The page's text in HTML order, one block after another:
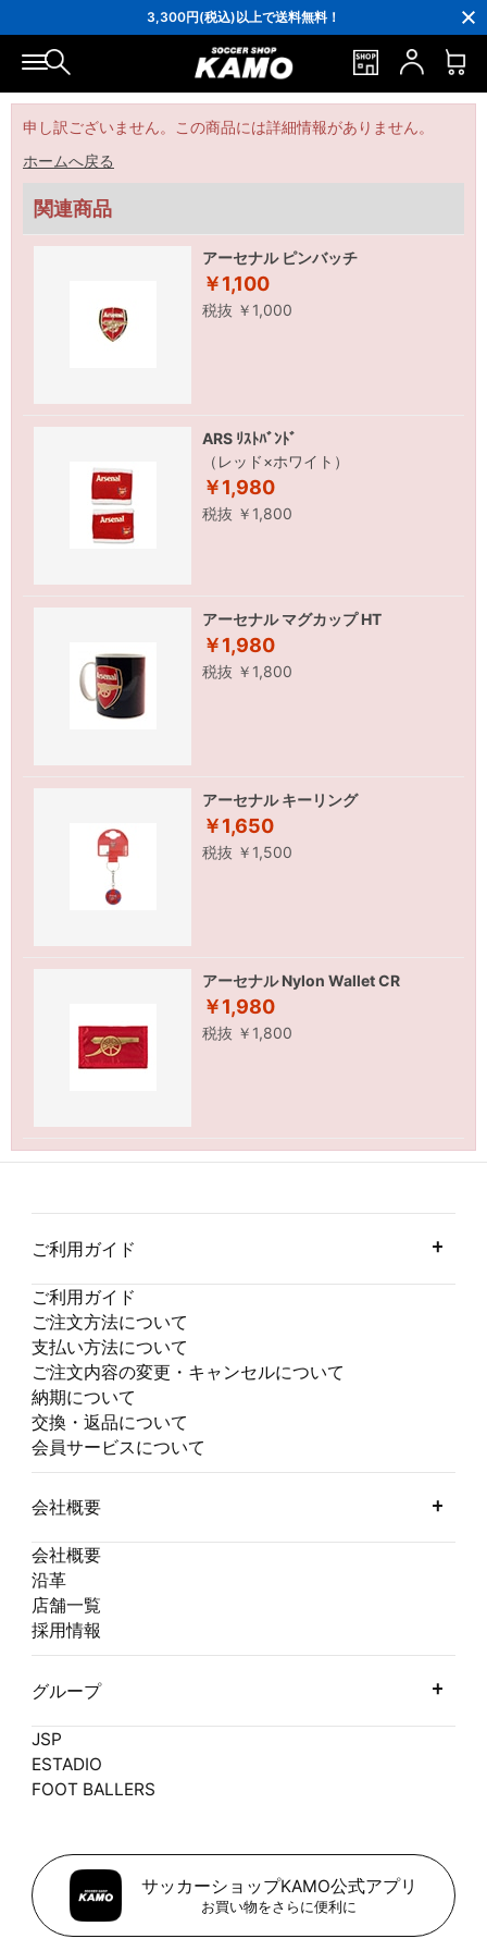
3,300円(税込)以上で送料無料！
ポイント還元率5％！プレミア会員は7％
会員の方にはお誕生月に「10％OFFクーポン」プレゼント！
16,000円(税込)以上でシューズケースプレゼント！
3,300円(税込)以上で送料無料！
申し訳ございません。この商品には詳細情報がありません。
ホームへ戻る
関連商品
アーセナル ピンバッチ
￥1,100
税抜 ￥1,000
ARS ﾘｽﾄﾊﾞﾝﾄﾞ
（レッド×ホワイト）
￥1,980
税抜 ￥1,800
アーセナル マグカップ HT
￥1,980
税抜 ￥1,800
アーセナル キーリング
￥1,650
税抜 ￥1,500
アーセナル Nylon Wallet CR
￥1,980
税抜 ￥1,800
ご利用ガイド
ご利用ガイド
ご注文方法について
支払い方法について
ご注文内容の変更・キャンセルについて
納期について
交換・返品について
会員サービスについて
会社概要
会社概要
沿革
店舗一覧
採用情報
グループ
JSP
ESTADIO
FOOT BALLERS
サッカーショップKAMO公式アプリ
お買い物をさらに便利に